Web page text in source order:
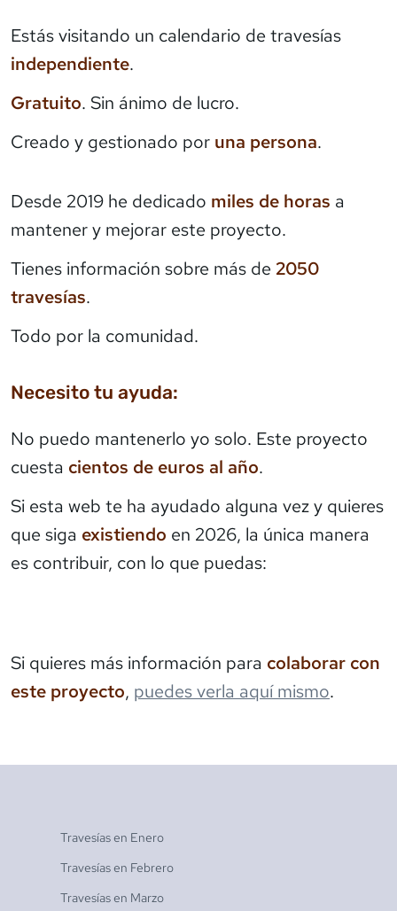
Estás visitando un calendario de travesías
independiente.
Gratuito. Sin ánimo de lucro.
Creado y gestionado por una persona.
Desde 2019 he dedicado miles de horas a
mantener y mejorar este proyecto.
Tienes información sobre más de 2050
travesías.
Todo por la comunidad.
Necesito tu ayuda:
No puedo mantenerlo yo solo. Este proyecto
cuesta cientos de euros al año.
Si esta web te ha ayudado alguna vez y quieres
que siga existiendo en 2026, la única manera
es contribuir, con lo que puedas:
Si quieres más información para colaborar con
este proyecto, puedes verla aquí mismo.
Travesías en Enero
Travesías en Febrero
Travesías en Marzo